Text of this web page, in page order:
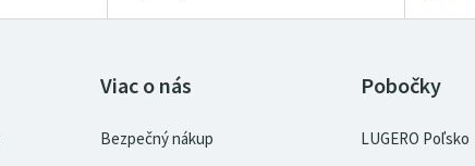
Viac o nás
Bezpečný nákup
Pobočky
LUGERO Poľsko